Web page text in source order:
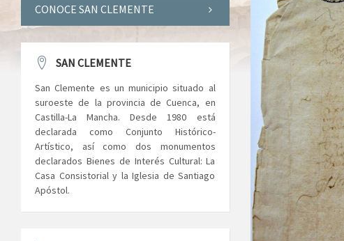
CONOCE SAN CLEMENTE
SAN CLEMENTE
San Clemente es un municipio situado al
suroeste de la provincia de Cuenca, en
Castilla-La Mancha. Desde 1980 está
declarada como Conjunto Histórico-
Artístico, así como dos monumentos
declarados Bienes de Interés Cultural: La
Casa Consistorial y la Iglesia de Santiago
Apóstol.